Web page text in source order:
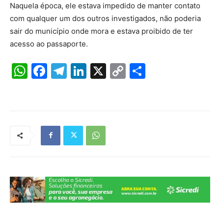
Naquela época, ele estava impedido de manter contato
com qualquer um dos outros investigados, não poderia
sair do município onde mora e estava proibido de ter
acesso ao passaporte.
W F
b
o
k
T
a
m
Li
dI
n
X
C